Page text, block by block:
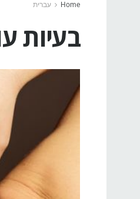
Home עברית
בעיות